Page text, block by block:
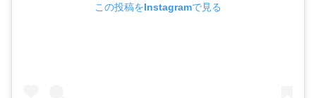
この投稿をInstagramで見る